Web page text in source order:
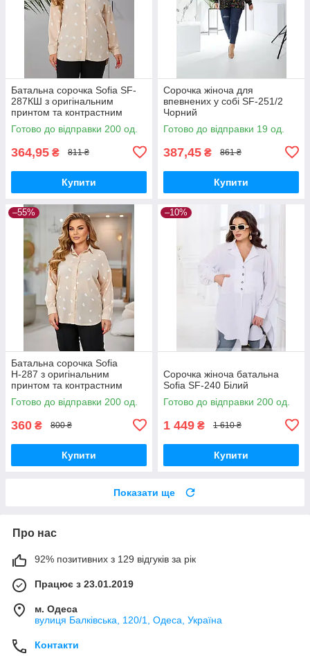
Батальна сорочка Sofia SF-
287КШ з оригінальним
принтом та контрастним
оздобленням Бежевий
Готово до відправки 200 од.
364,95 ₴ 811 ₴
Купити
Сорочка жіноча для
впевнених у собі SF-251/2
Чорний
Готово до відправки 19 од.
387,45 ₴ 861 ₴
Купити
–55%
Батальна сорочка Sofia
Н-287 з оригінальним
принтом та контрастним
оздобленням
Готово до відправки 200 од.
360 ₴ 800 ₴
Купити
–10%
Сорочка жіноча батальна
Sofia SF-240 Білий
Готово до відправки 200 од.
1 449 ₴ 1 610 ₴
Купити
Показати ще
Про нас
92% позитивних з 129 відгуків за рік
Працює з 23.01.2019
м. Одеса
вулиця Балківська, 120/1, Одеса, Україна
Контакти